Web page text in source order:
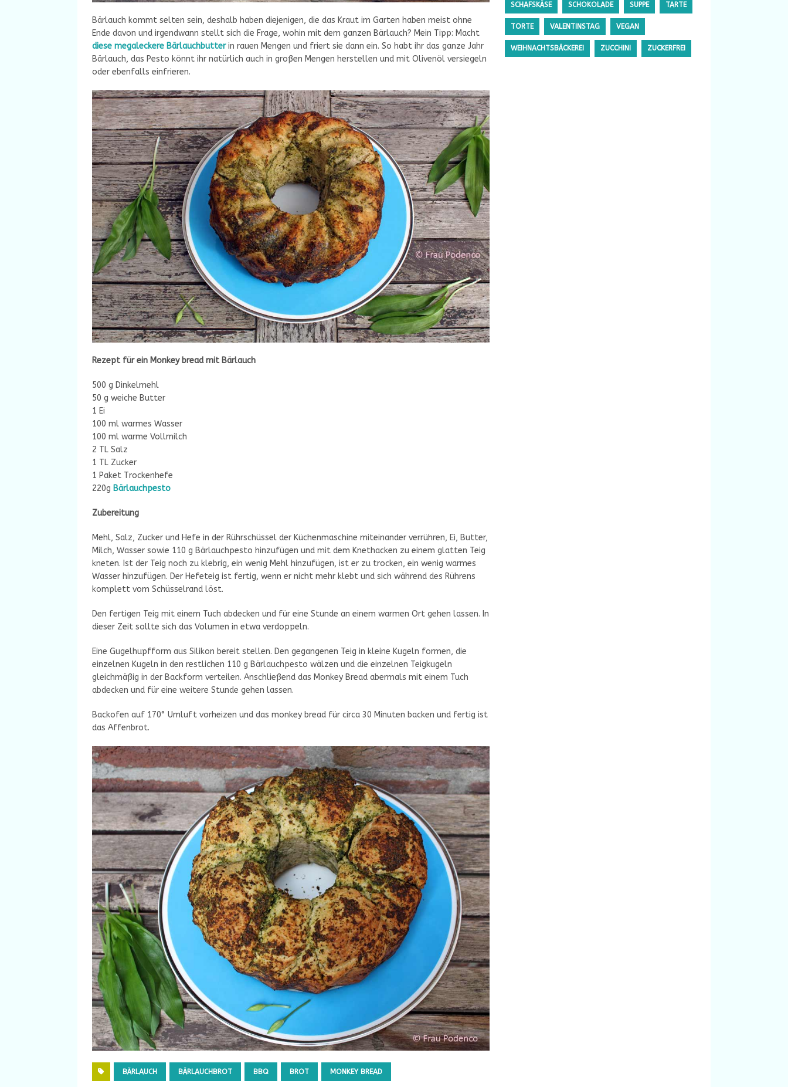
Bärlauch kommt selten sein, deshalb haben diejenigen, die das Kraut im Garten haben meist ohne
Ende davon und irgendwann stellt sich die Frage, wohin mit dem ganzen Bärlauch? Mein Tipp: Macht
diese megaleckere Bärlauchbutterin rauen Mengen und friert sie dann ein. So habt ihr das ganze Jahr
Bärlauch, das Pesto könnt ihr natürlich auch in großen Mengen herstellen und mit Olivenöl versiegeln
oder ebenfalls einfrieren.
Rezept für ein Monkey bread mit Bärlauch
500 g Dinkelmehl
50 g weiche Butter
1 Ei
100 ml warmes Wasser
100 ml warme Vollmilch
2 TL Salz
1 TL Zucker
1 Paket Trockenhefe
220g Bärlauchpesto
Zubereitung
Mehl, Salz, Zucker und Hefe in der Rührschüssel der Küchenmaschine miteinander verrühren, Ei, Butter,
Milch, Wasser sowie 110 g Bärlauchpesto hinzufügen und mit dem Knethacken zu einem glatten Teig
kneten. Ist der Teig noch zu klebrig, ein wenig Mehl hinzufügen, ist er zu trocken, ein wenig warmes
Wasser hinzufügen. Der Hefeteig ist fertig, wenn er nicht mehr klebt und sich während des Rührens
komplett vom Schüsselrand löst.
Den fertigen Teig mit einem Tuch abdecken und für eine Stunde an einem warmen Ort gehen lassen. In
dieser Zeit sollte sich das Volumen in etwa verdoppeln.
Eine Gugelhupfform aus Silikon bereit stellen. Den gegangenen Teig in kleine Kugeln formen, die
einzelnen Kugeln in den restlichen 110 g Bärlauchpesto wälzen und die einzelnen Teigkugeln
gleichmäßig in der Backform verteilen. Anschließend das Monkey Bread abermals mit einem Tuch
abdecken und für eine weitere Stunde gehen lassen.
Backofen auf 170° Umluft vorheizen und das monkey bread für circa 30 Minuten backen und fertig ist
das Affenbrot.
BÄRLAUCH BÄRLAUCHBROT BBQ BROT MONKEY BREAD
SCHAFSKÄSE SCHOKOLADE SUPPE TARTE
TORTE VALENTINSTAG VEGAN
WEIHNACHTSBÄCKEREI ZUCCHINI ZUCKERFREI